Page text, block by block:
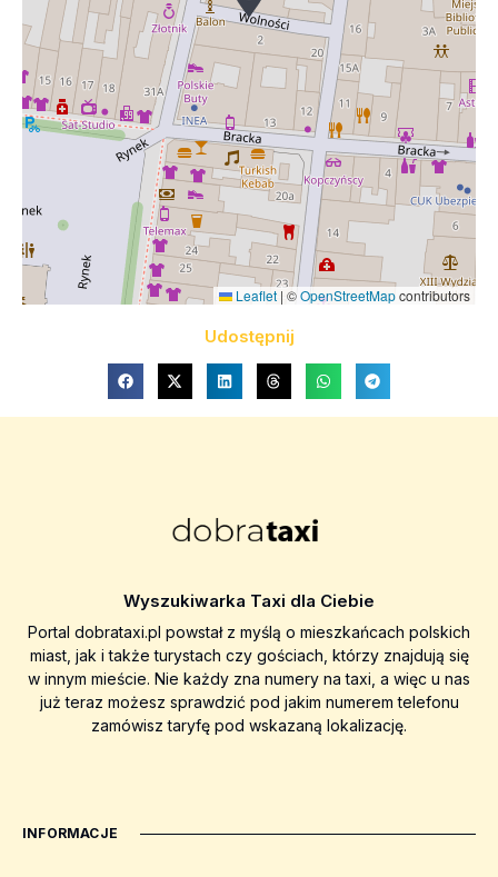
Leaflet | ©OpenStreetMapcontributors
Udostępnij
Wyszukiwarka Taxi dla Ciebie
Portal dobrataxi.pl powstał z myślą o mieszkańcach polskich
miast, jak i także turystach czy gościach, którzy znajdują się
w innym mieście. Nie każdy zna numery na taxi, a więc u nas
już teraz możesz sprawdzić pod jakim numerem telefonu
zamówisz taryfę pod wskazaną lokalizację.
INFORMACJE